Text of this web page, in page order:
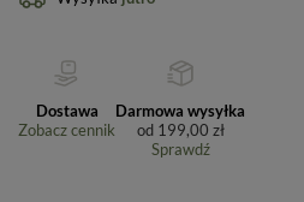
Dostawa
Zobacz cennik
Darmowa wysyłka
od 199,00 zł
Sprawdź